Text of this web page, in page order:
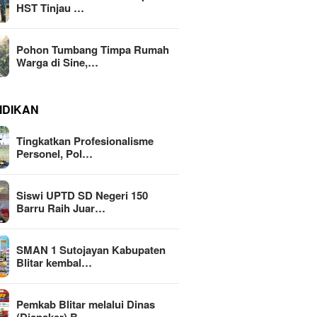
HST Tinjau …
Pohon Tumbang Timpa Rumah
Warga di Sine,…
Tingkatkan Profesionalisme
Personel, Pol…
Siswi UPTD SD Negeri 150
Barru Raih Juar…
SMAN 1 Sutojayan Kabupaten
Blitar kembal…
Pemkab Blitar melalui Dinas